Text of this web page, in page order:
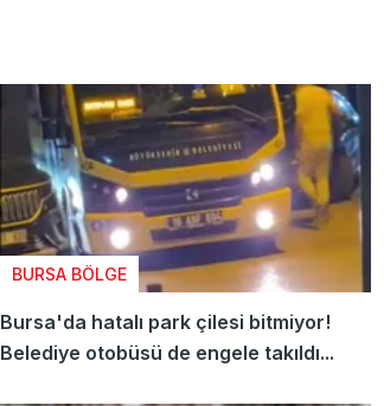
BURSA BÖLGE
Bursa'da hatalı park çilesi bitmiyor!
Belediye otobüsü de engele takıldı...